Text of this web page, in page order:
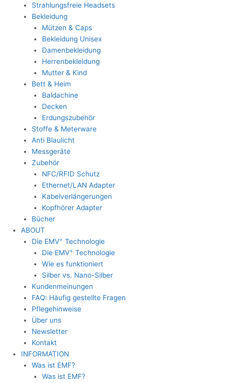
Strahlungsfreie Headsets
Bekleidung
Mützen & Caps
Bekleidung Unisex
Damenbekleidung
Herrenbekleidung
Mutter & Kind
Bett & Heim
Baldachine
Decken
Erdungszubehör
Stoffe & Meterware
Anti Blaulicht
Messgeräte
Zubehör
NFC/RFID Schutz
Ethernet/LAN Adapter
Kabelverlängerungen
Kopfhörer Adapter
Bücher
ABOUT
Die EMV+ Technologie
Die EMV+ Technologie
Wie es funktioniert
Silber vs. Nano-Silber
Kundenmeinungen
FAQ: Häufig gestellte Fragen
Pflegehinweise
Über uns
Newsletter
Kontakt
INFORMATION
Was ist EMF?
Was ist EMF?